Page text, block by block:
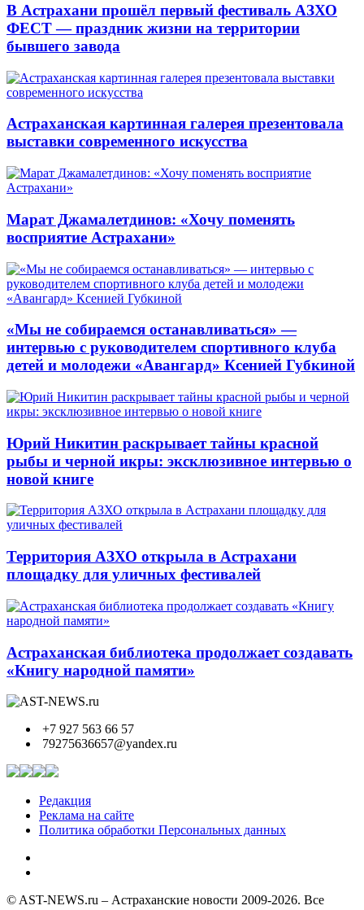
В Астрахани прошёл первый фестиваль АЗХО
ФЕСТ — праздник жизни на территории
бывшего завода
Астраханская картинная галерея презентовала
выставки современного искусства
Марат Джамалетдинов: «Хочу поменять
восприятие Астрахани»
«Мы не собираемся останавливаться» —
интервью с руководителем спортивного клуба
детей и молодежи «Авангард» Ксенией Губкиной
Юрий Никитин раскрывает тайны красной
рыбы и черной икры: эксклюзивное интервью о
новой книге
Территория АЗХО открыла в Астрахани
площадку для уличных фестивалей
Астраханская библиотека продолжает создавать
«Книгу народной памяти»
+7 927 563 66 57
79275636657@yandex.ru
Редакция
Реклама на сайте
Политика обработки Персональных данных
© AST-NEWS.ru – Астраханские новости 2009-2026. Все